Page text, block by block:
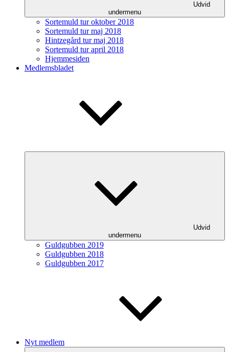
Udvid
undermenu
Sortemuld tur oktober 2018
Sortemuld tur maj 2018
Hintzegård tur maj 2018
Sortemuld tur april 2018
Hjemmesiden
Medlemsbladet
Udvid
undermenu
Guldgubben 2019
Guldgubben 2018
Guldgubben 2017
Nyt medlem